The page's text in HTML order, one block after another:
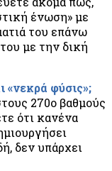
ένωση» με
του επάνω
με την δική
«νεκρά φύσις»;
270ο βαθμούς
ότι κανένα
δεν υπάρχει